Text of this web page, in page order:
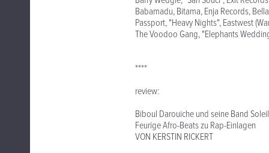
Babamadu, Bitama, Enja Records,
Passport, "Heavy Nights", Eastwest
The Voodoo Gang, "Elephants
****
review:
Biboul Darouiche und seine Band
Feurige Afro-Beats zu Rap-Einlagen
VON KERSTIN RICKERT